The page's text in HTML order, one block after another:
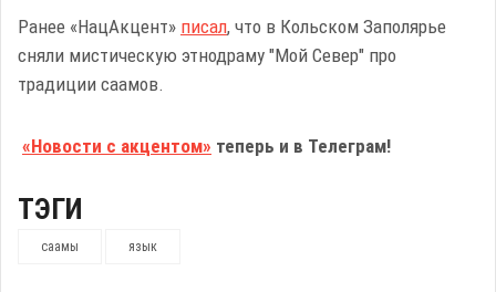
Ранее «НацАкцент» писал, что в Кольском Заполярье
сняли мистическую этнодраму "Мой Север" про
традиции саамов.
«Новости с акцентом» теперь и в Телеграм!
ТЭГИ
саамы язык